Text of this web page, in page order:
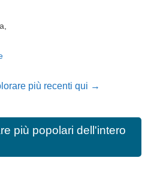
più recenti qui →
più popolari dell'intero